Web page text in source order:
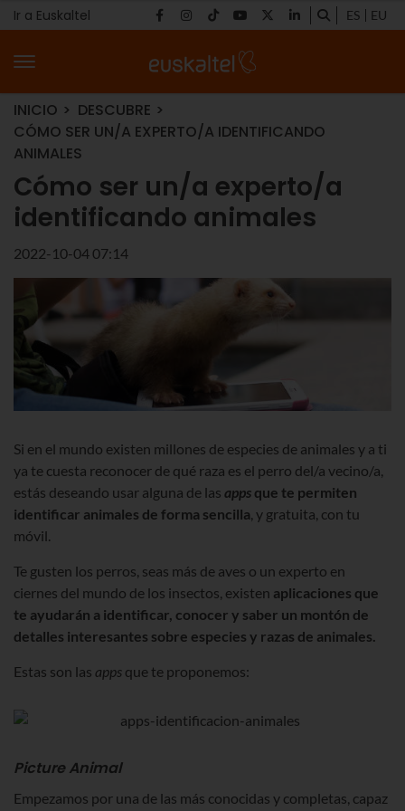
Ir a Euskaltel ES EU
INICIO
DESCUBRE
CÓMO SER UN/A EXPERTO/A IDENTIFICANDO
ANIMALES
Cómo ser un/a experto/a
identificando animales
2022-10-04 07:14
Si en el mundo existen millones de especies de animales y a ti
ya te cuesta reconocer de qué raza es el perro del/a vecino/a,
estás deseando usar alguna de las apps que te permiten
identificar animales de forma sencilla, y gratuita, con tu
móvil.
Te gusten los perros, seas más de aves o un experto en
ciernes del mundo de los insectos, existen aplicaciones que
te ayudarán a identificar, conocer y saber un montón de
detalles interesantes sobre especies y razas de animales.
Estas son las apps que te proponemos:
Picture Animal
Empezamos por una de las más conocidas y completas, capaz